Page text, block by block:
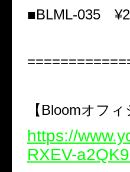
■BLML-035
【Bloomオフ
https://
RXEV-